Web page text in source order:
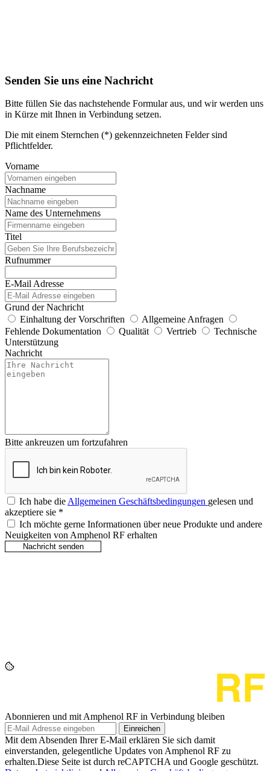
Senden Sie uns eine Nachricht
Bitte füllen Sie das nachstehende Formular aus, und wir werden uns
in Kürze mit Ihnen in Verbindung setzen.
Die mit einem Sternchen (*) gekennzeichneten Felder sind
Pflichtfelder.
Vorname
Nachname
Name des Unternehmens
Titel
Rufnummer
E-Mail Adresse
Grund der Nachricht
Einhaltung der Vorschriften
Allgemeine Anfragen
Fehlende Dokumentation
Qualität Vertrieb
Technische
Unterstützung
Nachricht
Bitte ankreuzen um fortzufahren
Ich habe dieAllgemeinen Geschäftsbedingungen gelesen und
akzeptiere sie *
Ich möchte gerne Informationen über neue Produkte und andere
Neuigkeiten von Amphenol RF erhalten
Abonnieren und mit Amphenol RF in Verbindung bleiben
Einreichen
Mit dem Absenden Ihrer E-Mail erklären Sie sich damit
einverstanden, gelegentliche Updates von Amphenol RF zu
erhalten.Diese Seite ist durch reCAPTCHA und Google geschützt.